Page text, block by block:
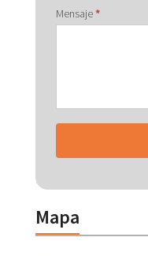
Mensaje*
Mapa